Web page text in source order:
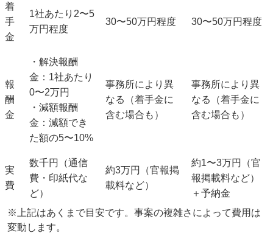
着
手
金
1社あたり 2〜5
万円程度
30〜50万円程度 30〜50万円程度
報
酬
金
・解決報酬
金：1社あたり
0〜2万円
・減額報酬
金：減額でき
た額の5〜10%
事務所により異
なる（着手金に
含む場合も）
事務所により異
なる（着手金に
含む場合も）
実
費
数千円（通信
費・印紙代な
ど）
約3万円（官報掲
載料など）
約1〜3万円（官
報掲載料など）
＋予納金
※上記はあくまで目安です。事案の複雑さによって費用は
変動します。